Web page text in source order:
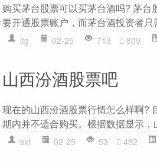
购买茅台股票可以买茅台酒吗? 茅
要开通股票账户，而茅台酒投资者
ltg 02-25 713 809
山西汾酒股票吧
现在的山西汾酒股票行情怎么样啊?
期内并不适合购买。根据数据显示
sxf 02-25 53 482